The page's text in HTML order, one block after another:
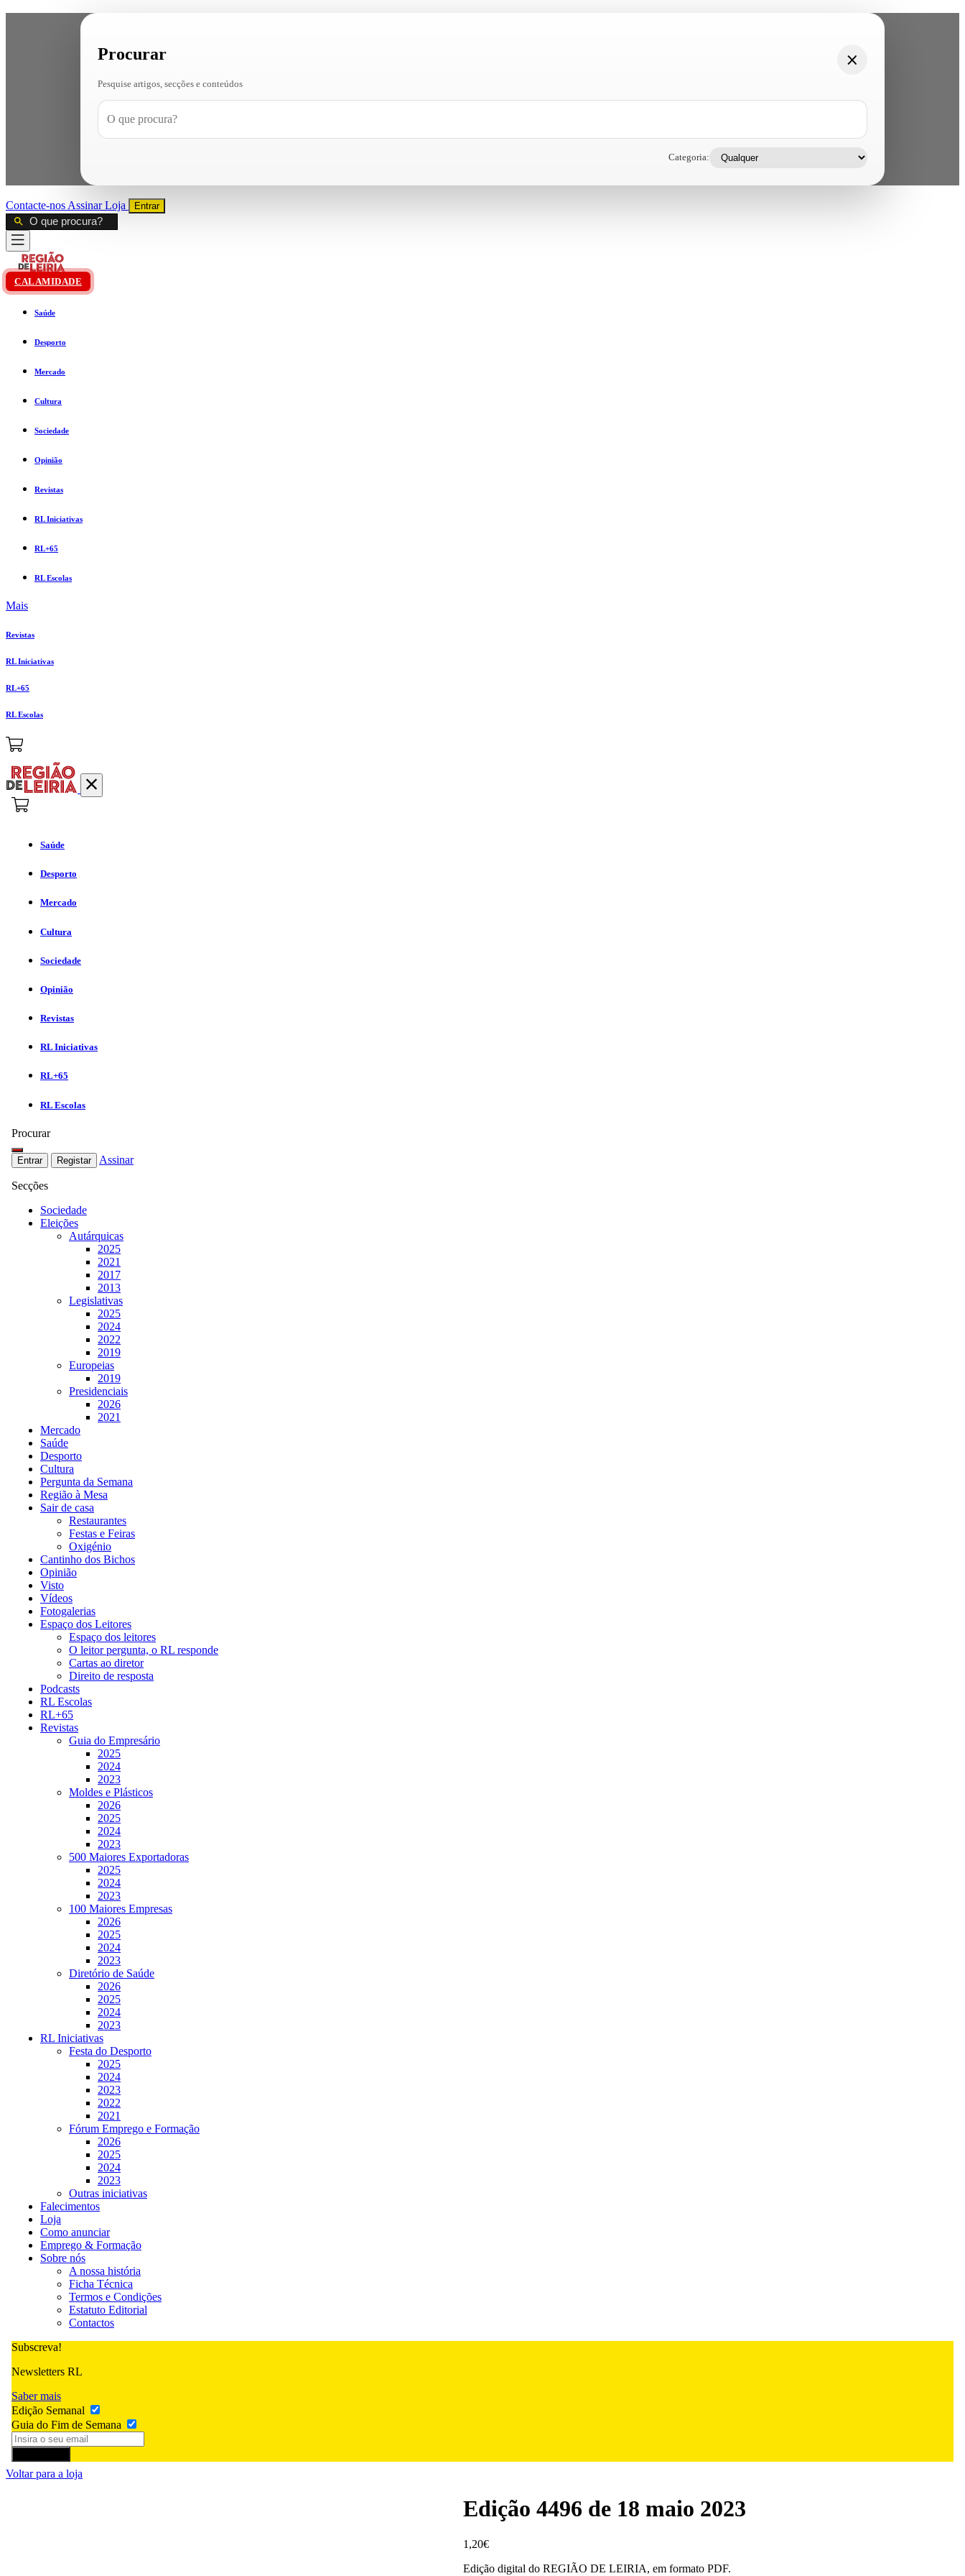
Procurar
Pesquise artigos, secções e conteúdos
Categoria:
Contacte-nos AssinarLoja Entrar
CALAMIDADE
Saúde
Desporto
Mercado
Cultura
Sociedade
Opinião
Revistas
RL Iniciativas
RL+65
RL Escolas
Mais
Revistas
RL Iniciativas
RL+65
RL Escolas
Saúde
Desporto
Mercado
Cultura
Sociedade
Opinião
Revistas
RL Iniciativas
RL+65
RL Escolas
Procurar
Entrar Registar Assinar
Secções
Sociedade
Eleições
Autárquicas
2025
2021
2017
2013
Legislativas
2025
2024
2022
2019
Europeias
2019
Presidenciais
2026
2021
Mercado
Saúde
Desporto
Cultura
Pergunta da Semana
Região à Mesa
Sair de casa
Restaurantes
Festas e Feiras
Oxigénio
Cantinho dos Bichos
Opinião
Visto
Vídeos
Fotogalerias
Espaço dos Leitores
Espaço dos leitores
O leitor pergunta, o RL responde
Cartas ao diretor
Direito de resposta
Podcasts
RL Escolas
RL+65
Revistas
Guia do Empresário
2025
2024
2023
Moldes e Plásticos
2026
2025
2024
2023
500 Maiores Exportadoras
2025
2024
2023
100 Maiores Empresas
2026
2025
2024
2023
Diretório de Saúde
2026
2025
2024
2023
RL Iniciativas
Festa do Desporto
2025
2024
2023
2022
2021
Fórum Emprego e Formação
2026
2025
2024
2023
Outras iniciativas
Falecimentos
Loja
Como anunciar
Emprego & Formação
Sobre nós
A nossa história
Ficha Técnica
Termos e Condições
Estatuto Editorial
Contactos
Subscreva!
Newsletters RL
Saber mais
Edição Semanal
Guia do Fim de Semana
Voltar para a loja
Edição 4496 de 18 maio 2023
1,20€
Edição digital do REGIÃO DE LEIRIA, em formato PDF.